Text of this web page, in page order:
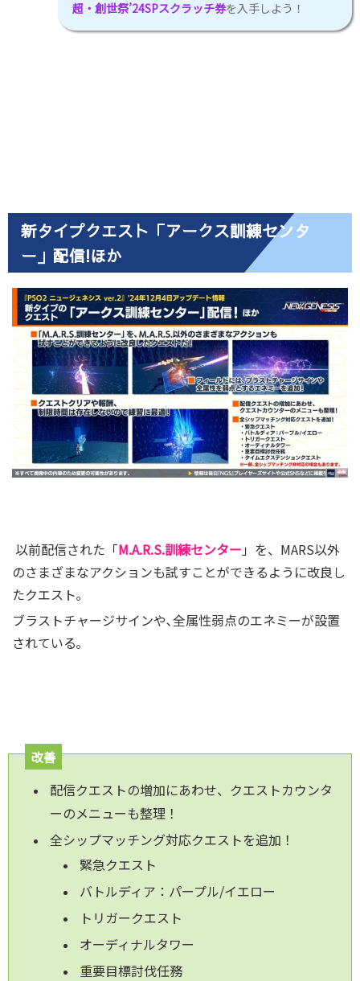
超・創世祭’24SPスクラッチ券を入手しよう！
新タイプクエスト「アークス訓練センタ
ー」配信!ほか
以前配信された「M.A.R.S.訓練センター 」を、MARS以外
のさまざまなアクションも試すことができるように改良し
たクエスト｡
ブラストチャージサインや､全属性弱点のエネミーが設置
されている｡
改善
配信クエストの増加にあわせ、クエストカウンタ
ーのメニューも整理！
全シップマッチング対応クエストを追加！
緊急クエスト
バトルディア：パープル/イエロー
トリガークエスト
オーディナルタワー
重要目標討伐任務